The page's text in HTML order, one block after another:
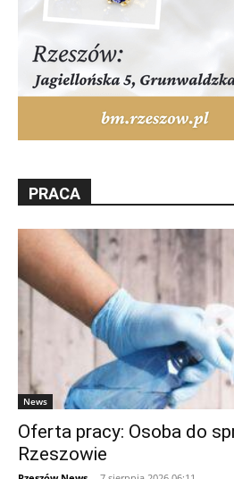
PRACA
News
Oferta pracy: Osoba do
Rzeszowie